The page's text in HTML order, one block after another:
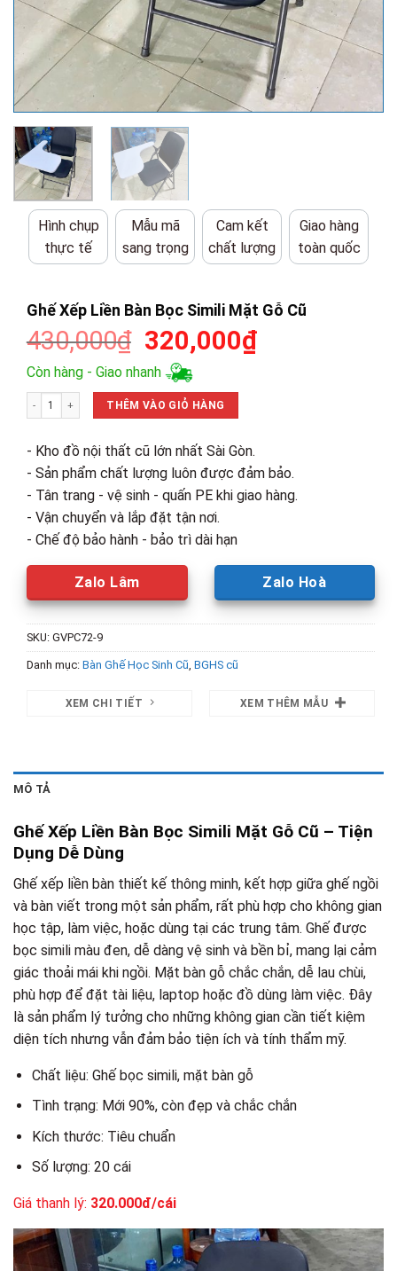
Hình chụp
thực tế
Mẫu mã
sang trọng
Cam kết
chất lượng
Giao hàng
toàn quốc
Ghế Xếp Liền Bàn Bọc Simili Mặt Gỗ Cũ
430,000₫ Giá
gốc
là:
430,000₫.
320,000₫Giá
Còn hàng - Giao nhanh
Ghế Xếp Liền Bàn Bọc Simili Mặt Gỗ Cũ số lượng
THÊM VÀO GIỎ HÀNG
- Kho đồ nội thất cũ lớn nhất Sài Gòn.
- Sản phẩm chất lượng luôn được đảm bảo.
- Tân trang - vệ sinh - quấn PE khi giao hàng.
- Vận chuyển và lắp đặt tận nơi.
- Chế độ bảo hành - bảo trì dài hạn
Zalo Lâm Zalo Hoà
SKU: GVPC72-9
Danh mục: Bàn Ghế Học Sinh Cũ, BGHS cũ
XEM CHI TIẾT XEM THÊM MẪU
MÔ TẢ
Ghế Xếp Liền Bàn Bọc Simili Mặt Gỗ Cũ – Tiện
Dụng Dễ Dùng
Ghế xếp liền bàn thiết kế thông minh, kết hợp giữa ghế ngồi
và bàn viết trong một sản phẩm, rất phù hợp cho không gian
học tập, làm việc, hoặc dùng tại các trung tâm. Ghế được
bọc simili màu đen, dễ dàng vệ sinh và bền bỉ, mang lại cảm
giác thoải mái khi ngồi. Mặt bàn gỗ chắc chắn, dễ lau chùi,
phù hợp để đặt tài liệu, laptop hoặc đồ dùng làm việc. Đây
là sản phẩm lý tưởng cho những không gian cần tiết kiệm
diện tích nhưng vẫn đảm bảo tiện ích và tính thẩm mỹ.
Chất liệu: Ghế bọc simili, mặt bàn gỗ
Tình trạng: Mới 90%, còn đẹp và chắc chắn
Kích thước: Tiêu chuẩn
Số lượng: 20 cái
Giá thanh lý: 320.000đ/cái